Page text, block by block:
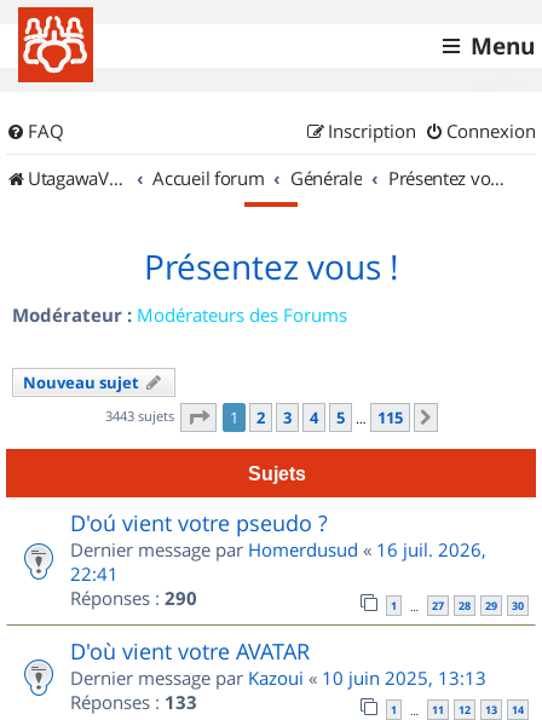
Menu
FAQ Connexion
Inscription
UtagawaVTT (Randos VTT et VTTAE avec traces GPS)
Accueil forum Générale Présentez vous !
Présentez vous !
Modérateur : Modérateurs des Forums
Nouveau sujet
3443 sujets Page 1sur 115
1 2 3 4 5 … 115
Sujets
D'oú vient votre pseudo ?
Dernier message par Homerdusud « 16 juil. 2026,
22:41
Réponses : 290 1 … 27 28 29 30
D'où vient votre AVATAR
Dernier message par Kazoui « 10 juin 2025, 13:13
Réponses : 133 1 … 11 12 13 14